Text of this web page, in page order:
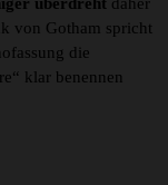
überdreht daher
von Gotham spricht
die
klar benennen